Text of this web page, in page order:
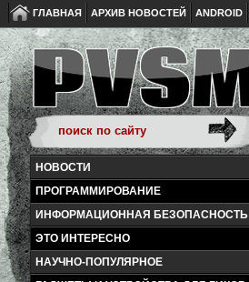
ГЛАВНАЯ АРХИВ НОВОСТЕЙ ANDROID
НОВОСТИ
ПРОГРАММИРОВАНИЕ
ИНФОРМАЦИОННАЯ БЕЗОПАСНОСТЬ
ЭТО ИНТЕРЕСНО
НАУЧНО-ПОПУЛЯРНОЕ